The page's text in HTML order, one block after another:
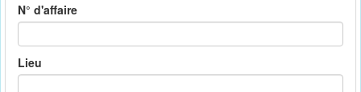
N° d'affaire
Lieu